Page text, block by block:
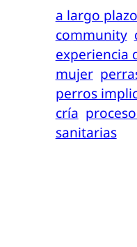
a largo plazo
community
experiencia
mujer
perros
cría
sanitarias